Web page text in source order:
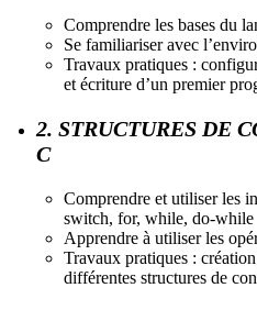
Comprendre les bases du
Se familiariser avec
Travaux pratiques :
et écriture d’un premier
2. STRUCTURES DE
C
Comprendre et utiliser les
switch, for, while, do-while
Apprendre à utiliser les
Travaux pratiques :
différentes structures de